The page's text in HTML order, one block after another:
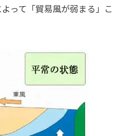
って「貿易風が弱まる」こ